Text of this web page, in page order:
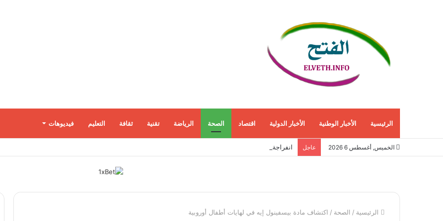
الرئيسية الأخبار الوطنية الأخبار الدولية اقتصاد الصحة الرياضة تقنية ثقافة التعليم فيديوهات
الخميس, أغسطس 6 2026 عاجل انفراجة مرتقبة في أزمة مضيق هرمز وسط تضارب الروايات بين واشنطن وطهران
الرئيسية / الصحة / اكتشاف مادة بيسفينول إيه في لهايات أطفال أوروبية